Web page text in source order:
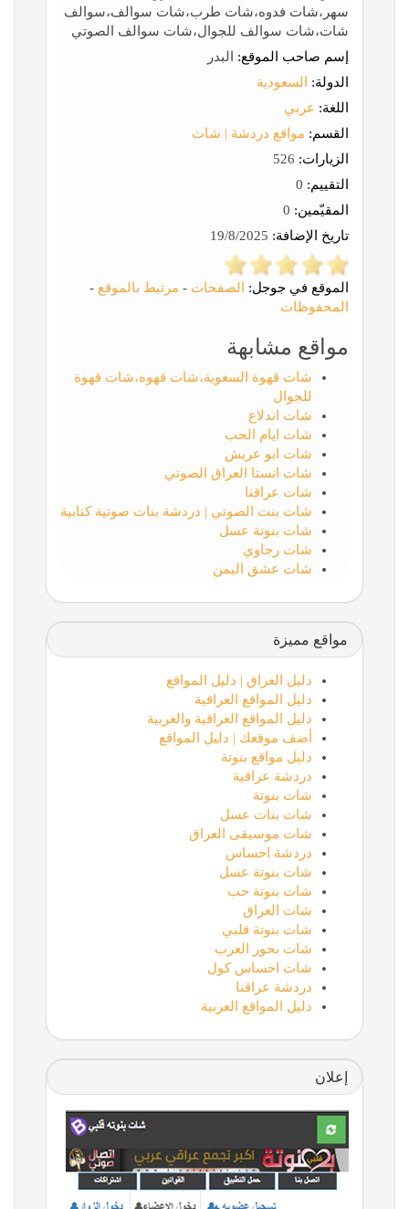
سهر،شات فدوه،شات طرب،شات سوالف،سوالف
شات،شات سوالف للجوال،شات سوالف الصوتي
إسم صاحب الموقع: البدر
الدولة:
السعودية
اللغة: عربي
القسم: مواقع دردشة | شات
الزيارات:
التقييم:
المقيّمين:
تاريخ الإضافة:
الموقع في جوجل: الصفحات - مرتبط بالموقع -
المحفوظات
مواقع مشابهة
شات قهوة السعوية،شات قهوه،شات قهوة
للجوال
شات اندلاع
شات ايام الحب
شات ابو عريش
شات انستا العراق الصوتي
شات عراقنا
شات بنت الصوتي | دردشة بنات صوتية كتابية
شات بنوتة عسل
شات رجاوي
شات عشق اليمن
مواقع مميزة
دليل العراق | دليل المواقع
دليل المواقع العراقية
دليل المواقع العراقية والعربية
أضف موقعك | دليل المواقع
دليل مواقع بنوتة
دردشة عراقية
شات بنوتة
شات بنات عسل
شات موسيقى العراق
دردشة احساس
شات بنوتة عسل
شات بنوتة حب
شات العراق
شات بنوتة قلبي
شات بحور العرب
شات احساس كول
دردشة عراقنا
دليل المواقع العربية
إعلان